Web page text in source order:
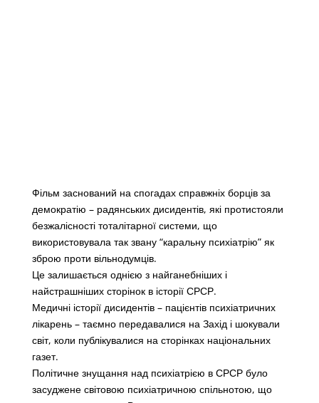
Фільм заснований на спогадах справжніх борців за
демократію – радянських дисидентів, які протистояли
безжалісності тоталітарної системи, що
використовувала так звану “каральну психіатрію” як
зброю проти вільнодумців.
Це залишається однією з найганебніших і
найстрашніших сторінок в історії СРСР.
Медичні історії дисидентів – пацієнтів психіатричних
лікарень – таємно передавалися на Захід і шокували
світ, коли публікувалися на сторінках національних
газет.
Політичне знущання над психіатрією в СРСР було
засуджене світовою психіатричною спільнотою, що